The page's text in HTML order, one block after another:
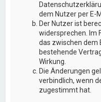
dem Nutzer per E-
Der Nutzer ist
widersprechen. Im
das zwischen dem
bestehende
Wirkung.
Die Änderungen
verbindlich, wenn
zugestimmt hat.